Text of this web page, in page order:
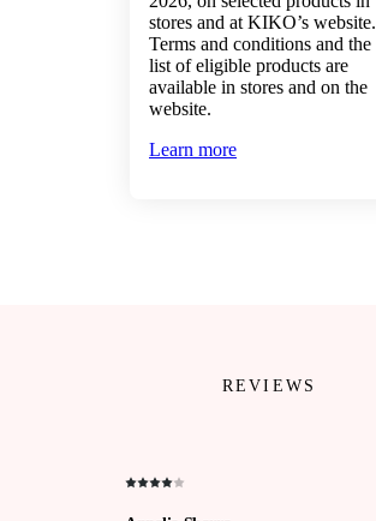
stores and at KIKO’s website.
Terms and conditions and the
list of eligible products are
available in stores and on the
website.
Learn more
REVIEWS